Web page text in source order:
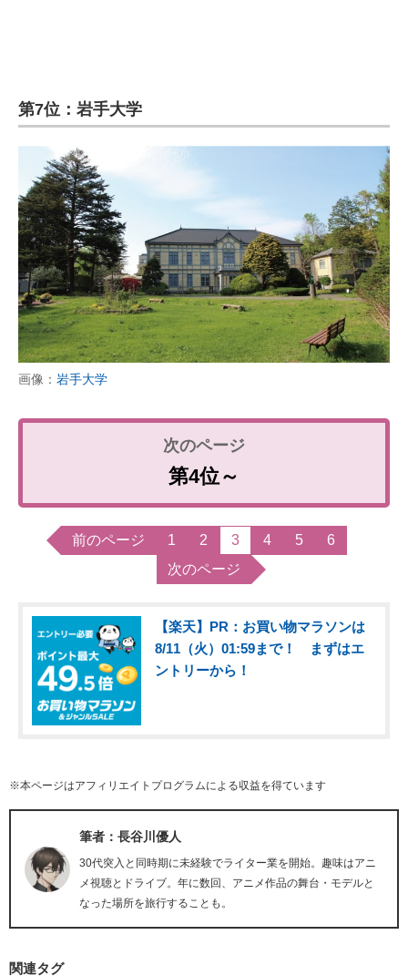
第7位：岩手大学
画像： 岩手大学
第4位～
前のページ 1 2 3 4 5
6
次のページ
【楽天】PR：お買い物マラソンは
8/11（火）01:59まで！ まずはエ
ントリーから！
※本ページはアフィリエイトプログラムによる収益を得ています
筆者：長谷川優人
30代突入と同時期に未経験でライター業を開始。趣味はアニ
メ視聴とドライブ。年に数回、アニメ作品の舞台・モデルと
なった場所を旅行することも。
関連タグ